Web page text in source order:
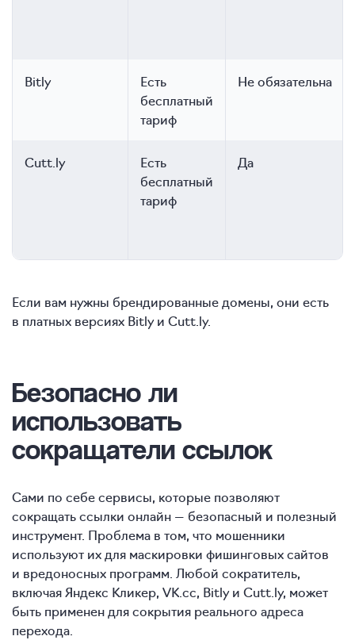
Bitly
Есть
бесплатный
тариф
Не обязательна
Cutt.ly
Есть
бесплатный
тариф
Да
Если вам нужны брендированные домены, они есть
в платных версиях Bitly и Cutt.ly.
Безопасно ли
использовать
сокращатели ссылок
Сами по себе сервисы, которые позволяют
сокращать ссылки онлайн — безопасный и полезный
инструмент. Проблема в том, что мошенники
используют их для маскировки фишинговых сайтов
и вредоносных программ. Любой сократитель,
включая Яндекс Кликер, VK.cc, Bitly и Cutt.ly, может
быть применен для сокрытия реального адреса
перехода.